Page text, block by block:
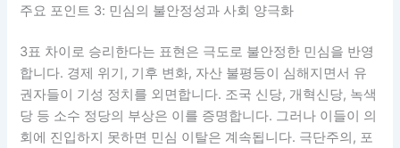
주요 포인트 3: 민심의 불안정성과 사회 양극화
3표 차이로 승리한다는 표현은 극도로 불안정한 민심을 반영
합니다. 경제 위기, 기후 변화, 자산 불평등이 심해지면서 유
권자들이 기성 정치를 외면합니다. 조국 신당, 개혁신당, 녹색
당 등 소수 정당의 부상은 이를 증명합니다. 그러나 이들이 의
회에 진입하지 못하면 민심 이탈은 계속됩니다. 극단주의, 포